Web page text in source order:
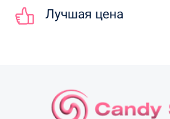
Лучшая цена